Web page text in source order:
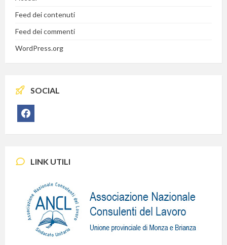
Feed dei contenuti
Feed dei commenti
WordPress.org
SOCIAL
facebook
LINK UTILI